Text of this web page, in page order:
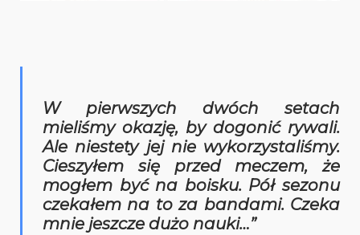
W pierwszych dwóch setach
mieliśmy okazję, by dogonić rywali.
Ale niestety jej nie wykorzystaliśmy.
Cieszyłem się przed meczem, że
mogłem być na boisku. Pół sezonu
czekałem na to za bandami. Czeka
mnie jeszcze dużo nauki…”